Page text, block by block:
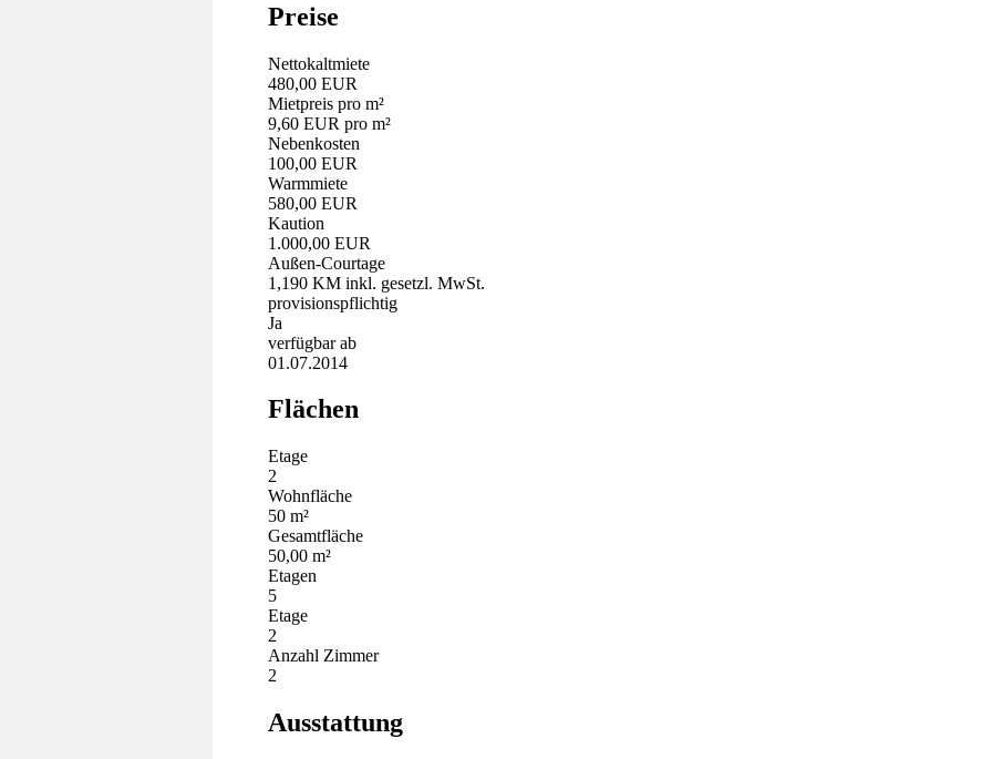
Preise
Nettokaltmiete
480,00 EUR
Mietpreis pro m²
9,60 EUR pro m²
Nebenkosten
100,00 EUR
Warmmiete
580,00 EUR
Kaution
1.000,00 EUR
Außen-Courtage
1,190 KM inkl. gesetzl. MwSt.
provisionspflichtig
Ja
verfügbar ab
01.07.2014
Flächen
Etage
2
Wohnfläche
50 m²
Gesamtfläche
50,00 m²
Etagen
5
Etage
2
Anzahl Zimmer
2
Ausstattung